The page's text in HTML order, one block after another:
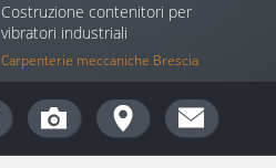
Costruzione contenitori per
vibratori industriali
Carpenterie meccaniche Brescia